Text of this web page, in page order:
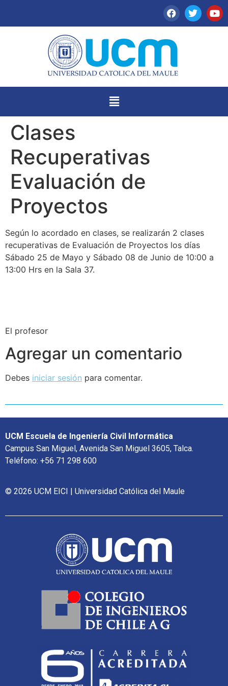
Clases
Recuperativas
Evaluación de
Proyectos
Según lo acordado en clases, se realizarán 2 clases
recuperativas de Evaluación de Proyectos los días
Sábado 25 de Mayo y Sábado 08 de Junio de 10:00 a
13:00 Hrs en la Sala 37.
El profesor
Agregar un comentario
Debes iniciar sesión para comentar.
UCM Escuela de Ingeniería Civil Informática
Campus San Miguel, Avenida San Miguel 3605, Talca.
Teléfono: +56 71 298 600
© 2026 UCM EICI | Universidad Católica del Maule